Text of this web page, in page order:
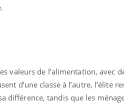
valeurs de l’alimentation, avec
d’une classe à l’autre, l’élite
différence, tandis que les